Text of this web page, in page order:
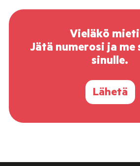
Vieläkö
Jätä numerosi ja me
sinulle.
Lähetä